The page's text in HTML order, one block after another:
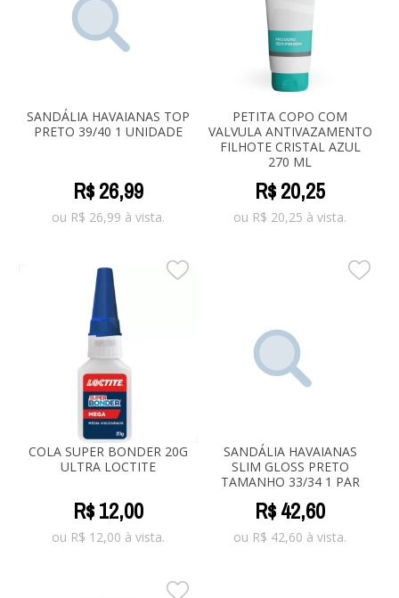
SANDÁLIA HAVAIANAS TOP
PRETO 39/40 1 UNIDADE
R$26,99
ou R$ 26,99 à vista.
PETITA COPO COM
VALVULA ANTIVAZAMENTO
FILHOTE CRISTAL AZUL
270 ML
R$20,25
ou R$ 20,25 à vista.
COLA SUPER BONDER 20G
ULTRA LOCTITE
R$12,00
ou R$ 12,00 à vista.
SANDÁLIA HAVAIANAS
SLIM GLOSS PRETO
TAMANHO 33/34 1 PAR
R$42,60
ou R$ 42,60 à vista.